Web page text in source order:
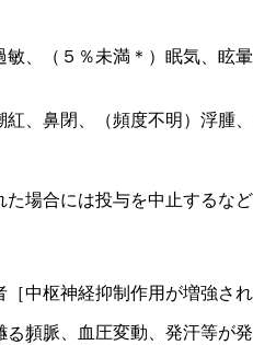
（５％未満＊）眠気、眩
、鼻閉、（頻度不明）浮腫、
中枢神経抑制作用が増強され
る］。
場合には投与を中止するなど
頻脈、血圧変動、発汗等が